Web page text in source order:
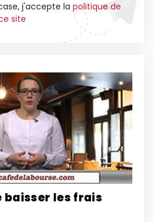
j'accepte la politique de
site
baisser les frais